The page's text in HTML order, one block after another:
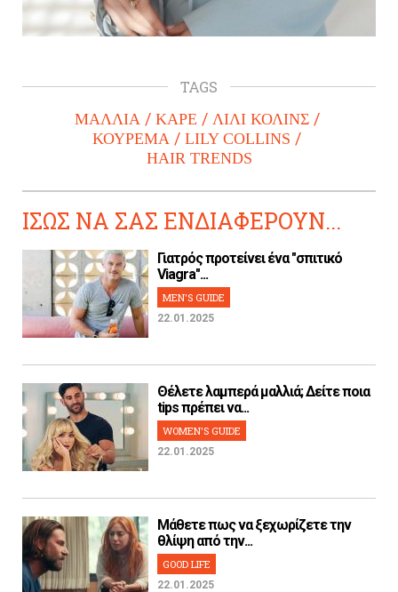
TAGS
ΜΑΛΛΙΑ ΚΑΡΕ
ΛΙΛΙ ΚΟΛΙΝΣ
ΚΟΥΡΕΜΑ
LILY COLLINS
HAIR TRENDS
ΙΣΩΣ ΝΑ ΣΑΣ ΕΝΔΙΑΦΕΡΟΥΝ...
Γιατρός προτείνει ένα "σπιτικό
Viagra"...
MEN'S GUIDE
22.01.2025
Θέλετε λαμπερά μαλλιά; Δείτε ποια
tips πρέπει να...
WOMEN'S GUIDE
22.01.2025
Μάθετε πως να ξεχωρίζετε την
θλίψη από την...
GOOD LIFE
22.01.2025